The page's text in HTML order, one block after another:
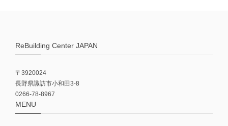
ReBuilding Center JAPAN
〒3920024
長野県諏訪市小和田3-8
0266-78-8967
MENU